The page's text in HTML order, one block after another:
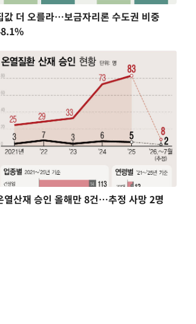
값 더 오를라…보금자리론 수도권 비중
열산재 승인 올해만 8건…추정 사망 2명